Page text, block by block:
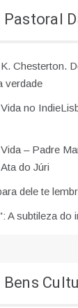
Chesterton.
verdade
no
– Padre
do Júri
dele te
A subtileza do